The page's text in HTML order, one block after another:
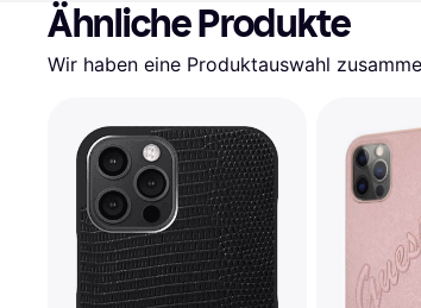
Ähnliche Produkte
Wir haben eine Produktauswahl